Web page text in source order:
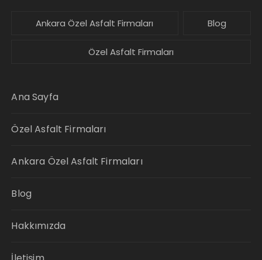
Ankara Özel Asfalt Firmaları Blog
Özel Asfalt Firmaları
Ana Sayfa
Özel Asfalt Firmaları
Ankara Özel Asfalt Firmaları
Blog
Hakkımızda